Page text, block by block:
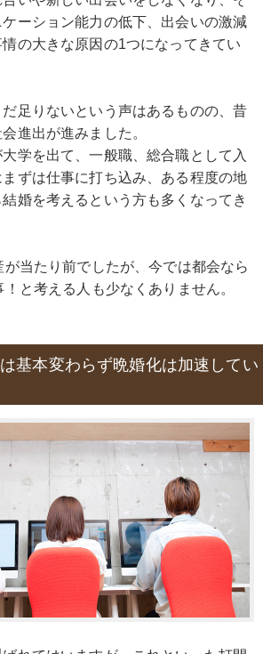
ーション能力の低下、出会いの激減
の大きな原因の1つになってきてい
足りないという声はあるものの、昔
進出が進みました。
学を出て、一般職、総合職として入
ずは仕事に打ち込み、ある程度の地
婚を考えるという方も多くなってき
当たり前でしたが、今では都会なら
と考える人も少なくありません。
基本変わらず晩婚化は加速してい